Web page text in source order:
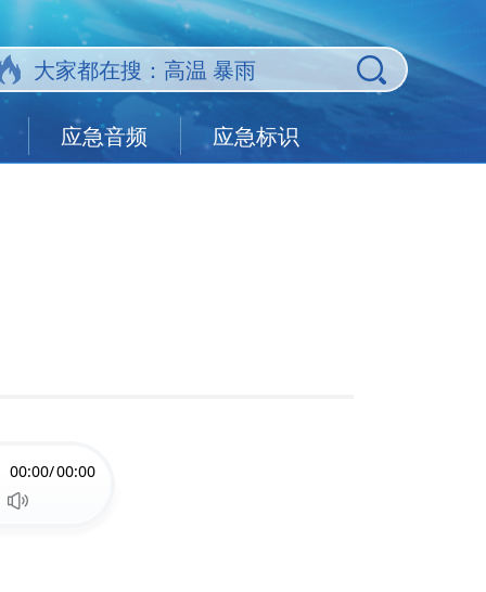
应急音频 应急标识
00:00/00:00